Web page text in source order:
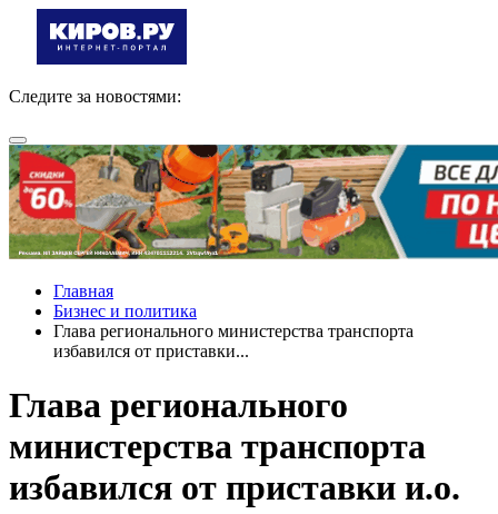
Следите за новостями:
Главная
Бизнес и политика
Глава регионального министерства транспорта
избавился от приставки...
Глава регионального
министерства транспорта
избавился от приставки и.о.